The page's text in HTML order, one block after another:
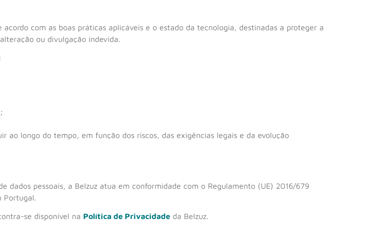
com as boas práticas aplicáveis e o estado da tecnologia, destinadas a proteger a
ou divulgação indevida.
ao longo do tempo, em função dos riscos, das exigências legais e da evolução
dados pessoais, a Belzuz atua em conformidade com o Regulamento (UE) 2016/679
Portugal.
se disponível na Política de Privacidade da Belzuz.